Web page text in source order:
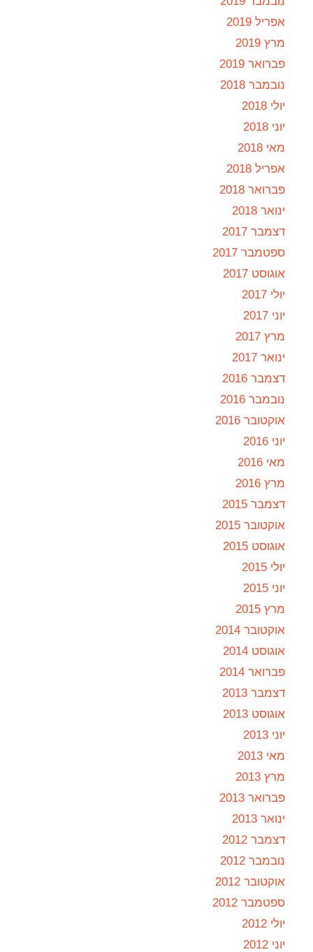
אפריל 2019
מרץ 2019
פברואר 2019
נובמבר 2018
יולי 2018
יוני 2018
מאי 2018
אפריל 2018
פברואר 2018
ינואר 2018
דצמבר 2017
ספטמבר 2017
אוגוסט 2017
יולי 2017
יוני 2017
מרץ 2017
ינואר 2017
דצמבר 2016
נובמבר 2016
אוקטובר 2016
יוני 2016
מאי 2016
מרץ 2016
דצמבר 2015
אוקטובר 2015
אוגוסט 2015
יולי 2015
יוני 2015
מרץ 2015
אוקטובר 2014
אוגוסט 2014
פברואר 2014
דצמבר 2013
אוגוסט 2013
יוני 2013
מאי 2013
מרץ 2013
פברואר 2013
ינואר 2013
דצמבר 2012
נובמבר 2012
אוקטובר 2012
ספטמבר 2012
יולי 2012
יוני 2012